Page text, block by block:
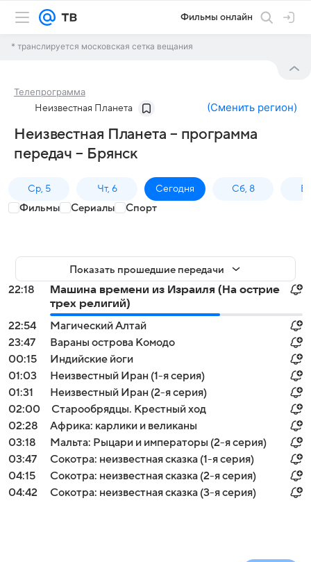
Фильмы онлайн
* транслируется московская сетка вещания
Телепрограмма
Неизвестная Планета (Сменить регион)
Неизвестная Планета – программа
передач – Брянск
Ср, 5 Чт, 6 Сегодня Сб, 8
Фильмы Сериалы Спорт
Показать прошедшие передачи
22:18
Машина времени из Израиля (На острие
трех религий)
22:54
Магический Алтай
23:47
Вараны острова Комодо
00:15
Индийские йоги
01:03
Неизвестный Иран (1-я серия)
01:31
Неизвестный Иран (2-я серия)
02:00
Старообрядцы. Крестный ход
02:28
Африка: карлики и великаны
03:18
Мальта: Рыцари и императоры (2-я серия)
03:47
Сокотра: неизвестная сказка (1-я серия)
04:15
Сокотра: неизвестная сказка (2-я серия)
04:42
Сокотра: неизвестная сказка (3-я серия)